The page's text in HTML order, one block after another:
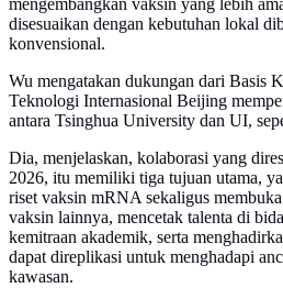
mengembangkan vaksin yang lebih
disesuaikan dengan kebutuhan lokal
konvensional.
Wu mengatakan dukungan dari Basis
Teknologi Internasional Beijing
antara Tsinghua University dan UI,
Dia, menjelaskan, kolaborasi yang
2026, itu memiliki tiga tujuan utama,
riset vaksin mRNA sekaligus
vaksin lainnya, mencetak talenta di
kemitraan akademik, serta
dapat direplikasi untuk menghadapi
kawasan.